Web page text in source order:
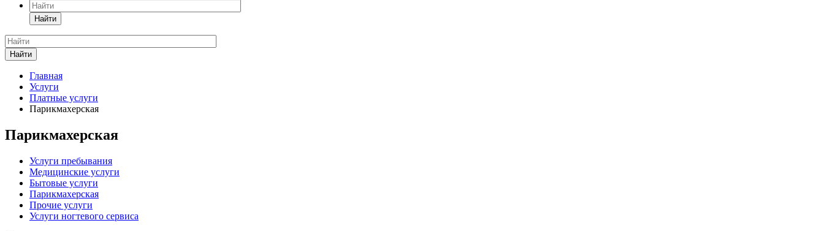
Найти
Найти
Главная
Услуги
Платные услуги
Парикмахерская
Парикмахерская
Услуги пребывания
Медицинские услуги
Бытовые услуги
Парикмахерская
Прочие услуги
Услуги ногтевого сервиса